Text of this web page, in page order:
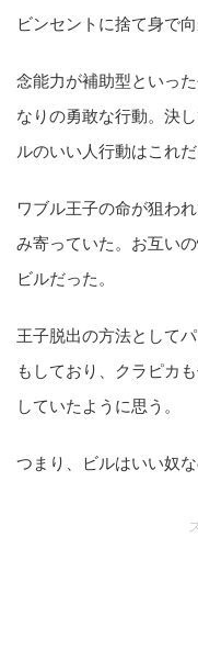
ビンセントに捨て身で
念能力が補助型といっ
なりの勇敢な行動。決
ルのいい人行動はこれだ
ワブル王子の命が狙わ
み寄っていた。お互い
ビルだった。
王子脱出の方法として
もしており、クラピカ
していたように思う。
つまり、ビルはいい奴な